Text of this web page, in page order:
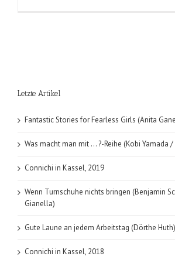
Letzte Artikel
Fantastic Stories for Fearless Girls (Anita
Was macht man mit … ?-Reihe (Kobi Yamada
Connichi in Kassel, 2019
Wenn Turnschuhe nichts bringen (Benjamin
Gianella)
Gute Laune an jedem Arbeitstag (Dörthe Huth)
Connichi in Kassel, 2018